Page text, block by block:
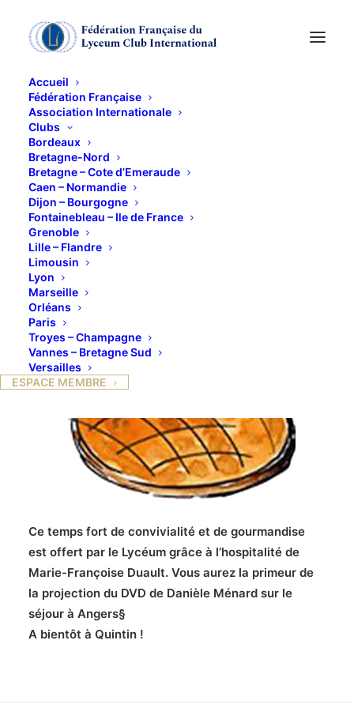
Accueil
Fédération Française
Association Internationale
Clubs
Bordeaux
Bretagne-Nord
Bretagne – Cote d’Emeraude
Caen – Normandie
Dijon – Bourgogne
Fontainebleau – Ile de France
Grenoble
Lille – Flandre
Limousin
Lyon
Marseille
Orléans
Paris
Troyes – Champagne
Vannes – Bretagne Sud
Versailles
ESPACE MEMBRE
Galette des Reines
9 JANVIER 2018
Ce temps fort de convivialité et de gourmandise
est offert par le Lycéum grâce à l’hospitalité de
Marie-Françoise Duault. Vous aurez la primeur de
la projection du DVD de Danièle Ménard sur le
séjour à Angers§
A bientôt à Quintin !